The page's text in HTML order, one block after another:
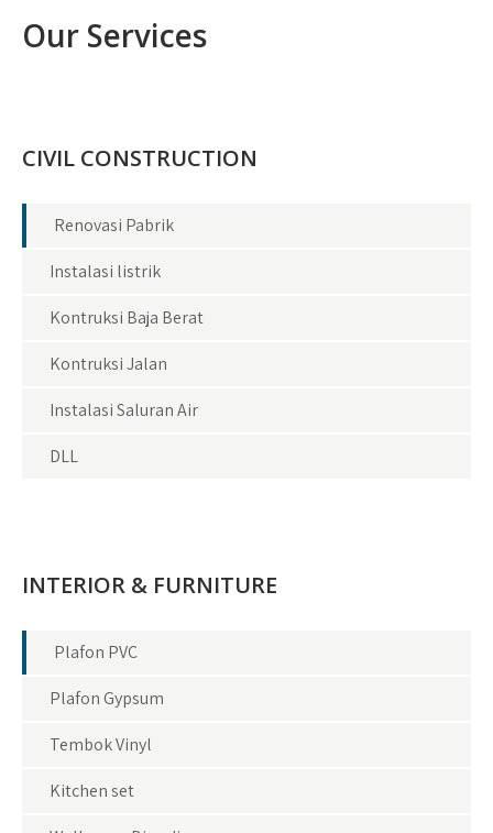
Our Services
CIVIL CONSTRUCTION
Renovasi Pabrik
Instalasi listrik
Kontruksi Baja Berat
Kontruksi Jalan
Instalasi Saluran Air
DLL
INTERIOR & FURNITURE
Plafon PVC
Plafon Gypsum
Tembok Vinyl
Kitchen set